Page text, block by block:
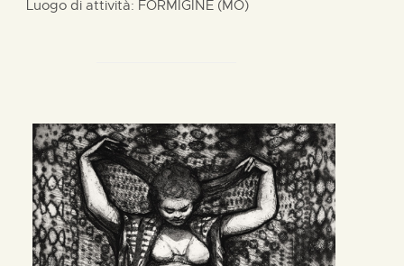
Luogo di attività: FORMIGINE (MO)